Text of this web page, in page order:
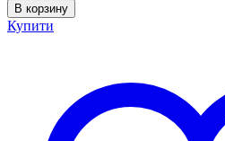
В корзину
Купити